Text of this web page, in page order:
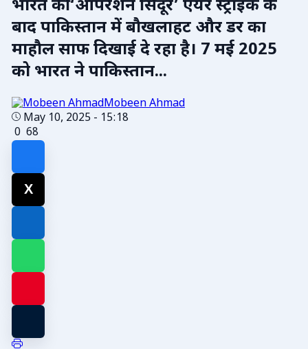
भारत की ‘ऑपरेशन सिंदूर’ एयर स्ट्राइक के
बाद पाकिस्तान में बौखलाहट और डर का
माहौल साफ दिखाई दे रहा है। 7 मई 2025
को भारत ने पाकिस्तान...
Mobeen Ahmad
May 10, 2025 - 15:18
0 68